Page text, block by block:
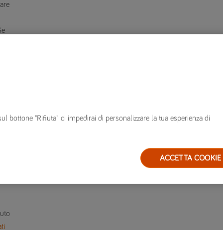
bottone "Rifiuta" ci impedirai di personalizzare la tua esperienza di
ACCETTA COOKIE